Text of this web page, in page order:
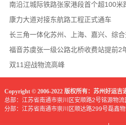
南沿江城际铁路张家港段首个超100米
康力大道对接东航路工程正式通车
长三角一体化苏州、上海、嘉兴、综
福音苏虞张一级公路北桥收费站提前2
双11迎战物流高峰
Copyright © 2006-2022 版权所有：苏州好运吉
总部：江苏省南通市崇川区安顺路2号铭源物流
分部：江苏省南通市崇川区顺达路299号磊鑫